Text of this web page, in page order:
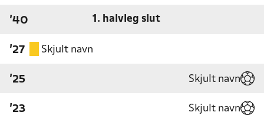
'40 1. halvleg slut
'27 Skjult navn
'25 Skjult navn
'23 Skjult navn